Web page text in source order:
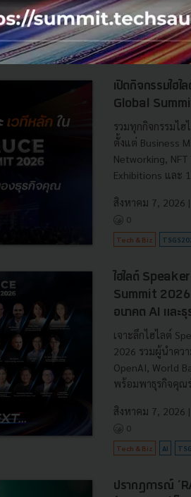
เปิดกิจกรรมไฮ
Global
รวมทุกกิจกรรมไฮ
ตั้งแต่ Business
Networking,
Exhibitions และ
สิงหาคม 7, 2026
0
Tech & Biz
ไฮไลต์
Summit 2026
อนาคต AI และธุ
เจาะลึกไฮไลต์
2026 รวมผู้นำคว
OpenAI, World
พร้อมพาธุรกิจคุณ
สิงหาคม 7, 2026
0
Tech & Biz AI
ปรากฏการณ์